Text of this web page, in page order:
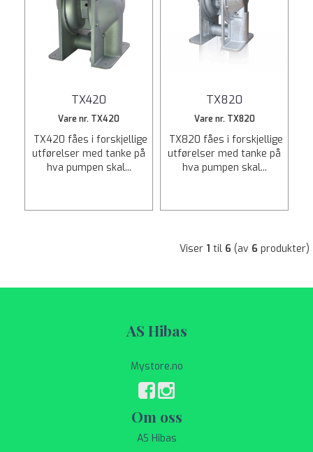
TX420
Vare nr. TX420
TX420 fåes i forskjellige
utførelser med tanke på
hva pumpen skal...
TX820
Vare nr. TX820
TX820 fåes i forskjellige
utførelser med tanke på
hva pumpen skal...
Viser 1 til 6 (av 6 produkter)
AS Hibas
Mystore.no
Om oss
AS Hibas